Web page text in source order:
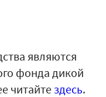
являются
фонда дикой
читайте здесь.